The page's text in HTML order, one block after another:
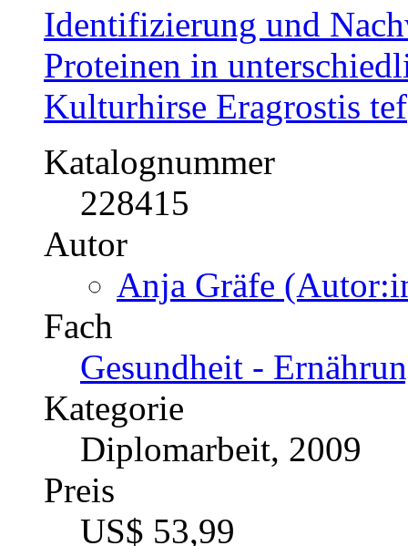
Identifizierung und
Proteinen in
Kulturhirse Eragrostis tef
Katalognummer
228415
Autor
Anja Gräfe
Fach
Gesundheit -
Kategorie
Diplomarbeit, 2009
Preis
US$ 53,99